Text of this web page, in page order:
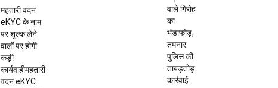
महतारी वंदन
eKYC के नाम
पर शुल्क लेने
वालों पर होगी
कड़ी
कार्यवाहीमहतारी
वंदन eKYC
वाले गिरोह
का
भंडाफोड़,
तमनार
पुलिस की
ताबड़तोड़
कार्रवाई